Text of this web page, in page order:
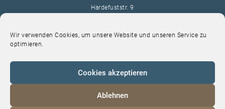
Wir verwenden Cookies, um unsere Website und unseren Service zu
optimieren.
Cookies akzeptieren
Ablehnen
Hardefuststr. 9
sekretariat@ver-sacrum.org
© 2024 Copyright Ver Sacrum